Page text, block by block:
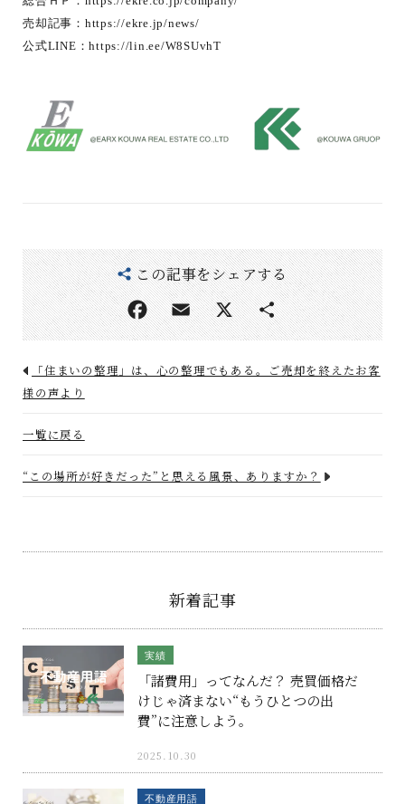
売却記事： https://ekre.jp/news/
公式LINE：https://lin.ee/W8SUvhT
この記事をシェアする
「住まいの整理」は、心の整理でもある。――ご売却を終えたお客
様の声より
一覧に戻る
“この場所が好きだった”と思える風景、ありますか？
新着記事
実績
「諸費用」ってなんだ？ 売買価格だ
けじゃ済まない“もうひとつの出
費”に注意しよう。
2025.10.30
不動産用語